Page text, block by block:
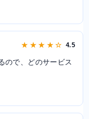
★ ★ ★ ★ ☆ 4.5
ので、どのサービス